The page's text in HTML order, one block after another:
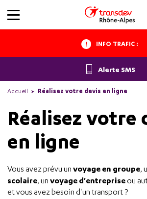
INFO TRAFIC :
Alerte SMS
Accueil Réalisez votre devis en ligne
Réalisez votre
en ligne
Vous avez prévu un voyage en groupe,
scolaire, un voyage d'entrepriseou
et vous avez besoin d'un transport ?